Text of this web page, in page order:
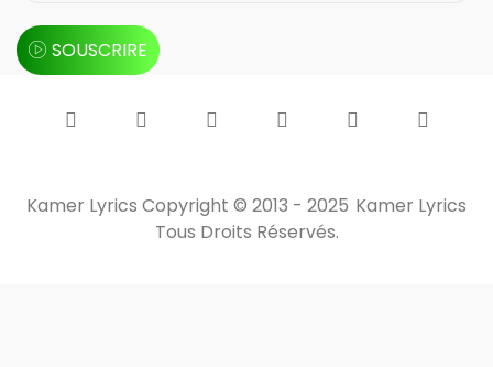
SOUSCRIRE
Kamer Lyrics Copyright © 2013 - 2025 Kamer Lyrics
Tous Droits Réservés.